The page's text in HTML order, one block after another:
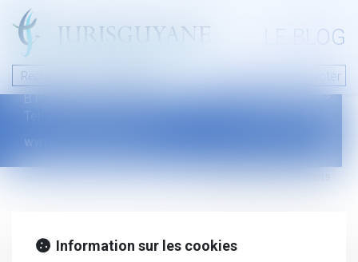
LE BLOG
Nous contacter
46 avenue de la liberté
B.P.315 - 97327 Cayenne Cedex
Tel : +594 594 29 45 35
www.jurisguyane.com
Mentions légales
Information sur les cookies